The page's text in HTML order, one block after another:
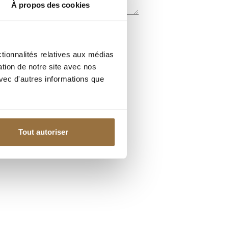
À propos des cookies
relatives aux médias
de notre site avec nos
d'autres informations que
Tout autoriser